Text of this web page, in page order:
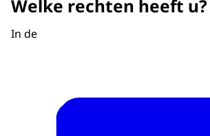
Welke rechten heeft u?
In de